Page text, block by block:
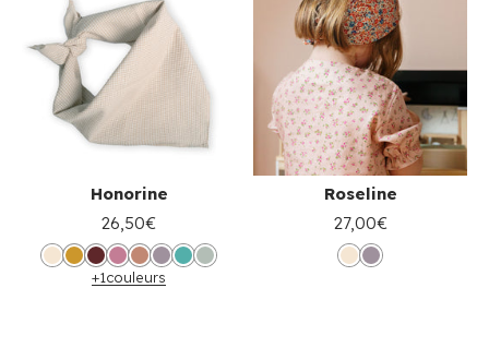
Honorine
26,50€
+1couleurs
Roseline
27,00€